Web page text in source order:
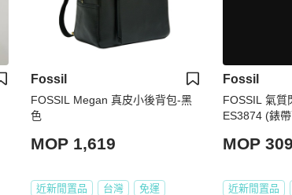
Fossil
FOSSIL Megan 真皮小後背包-黑
色
MOP 1,619
近新閒置品 台灣 免運
Fossil
FOSSIL 氣質
ES3874 (錶
MOP 309
近新閒置品